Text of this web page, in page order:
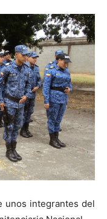
unos integrantes del